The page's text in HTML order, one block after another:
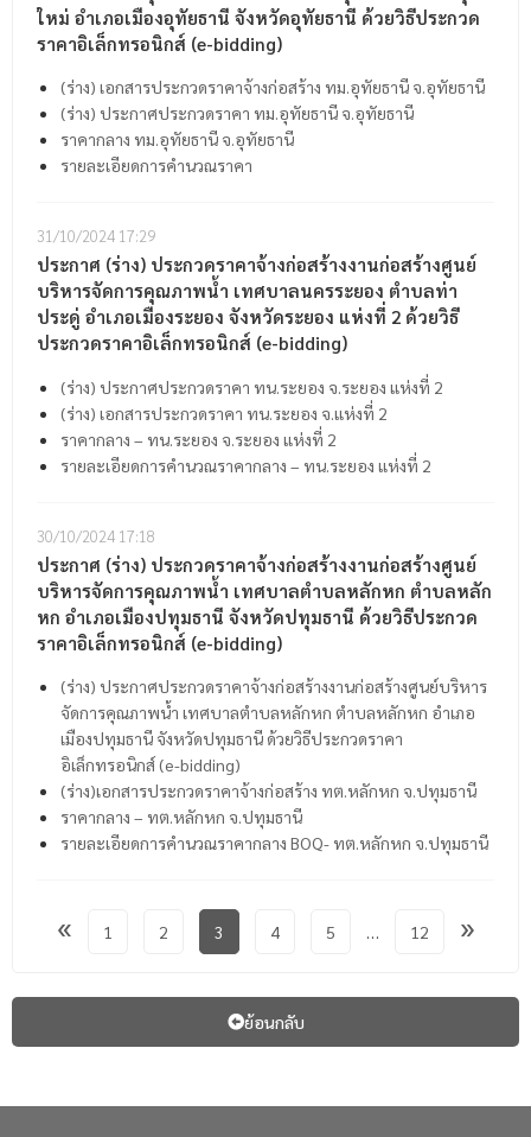
ใหม่ อำเภอเมืองอุทัยธานี จังหวัดอุทัยธานี ด้วยวิธีประกวด
ราคาอิเล็กทรอนิกส์ (e-bidding)
(ร่าง) เอกสารประกวดราคาจ้างก่อสร้าง ทม.อุทัยธานี จ.อุทัยธานี
(ร่าง) ประกาศประกวดราคา ทม.อุทัยธานี จ.อุทัยธานี
ราคากลาง ทม.อุทัยธานี จ.อุทัยธานี
รายละเอียดการคำนวณราคา
31/10/2024 17:29
ประกาศ (ร่าง) ประกวดราคาจ้างก่อสร้างงานก่อสร้างศูนย์
บริหารจัดการคุณภาพน้ำ เทศบาลนครระยอง ตำบลท่า
ประดู่ อำเภอเมืองระยอง จังหวัดระยอง แห่งที่ 2 ด้วยวิธี
ประกวดราคาอิเล็กทรอนิกส์ (e-bidding)
(ร่าง) ประกาศประกวดราคา ทน.ระยอง จ.ระยอง แห่งที่ 2
(ร่าง) เอกสารประกวดราคา ทน.ระยอง จ.แห่งที่ 2
ราคากลาง – ทน.ระยอง จ.ระยอง แห่งที่ 2
รายละเอียดการคำนวณราคากลาง – ทน.ระยอง แห่งที่ 2
30/10/2024 17:18
ประกาศ (ร่าง) ประกวดราคาจ้างก่อสร้างงานก่อสร้างศูนย์
บริหารจัดการคุณภาพน้ำ เทศบาลตำบลหลักหก ตำบลหลัก
หก อำเภอเมืองปทุมธานี จังหวัดปทุมธานี ด้วยวิธีประกวด
ราคาอิเล็กทรอนิกส์ (e-bidding)
(ร่าง) ประกาศประกวดราคาจ้างก่อสร้างงานก่อสร้างศูนย์บริหาร
จัดการคุณภาพน้ำ เทศบาลตำบลหลักหก ตำบลหลักหก อำเภอ
เมืองปทุมธานี จังหวัดปทุมธานี ด้วยวิธีประกวดราคา
อิเล็กทรอนิกส์ (e-bidding)
(ร่าง)เอกสารประกวดราคาจ้างก่อสร้าง ทต.หลักหก จ.ปทุมธานี
ราคากลาง – ทต.หลักหก จ.ปทุมธานี
รายละเอียดการคำนวณราคากลาง BOQ- ทต.หลักหก จ.ปทุมธานี
« 1 2 3 4 5 … 12 »
ย้อนกลับ